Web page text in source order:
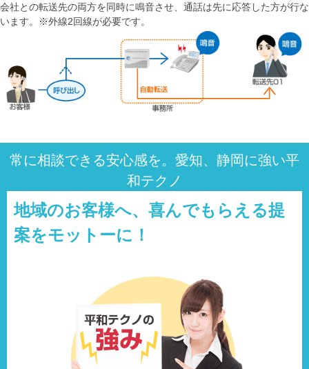
会社との転送先の両方を同時に鳴音させ、通話は先に応答した方が行な
います。※外線2回線が必要です。
常に相談できる安心感を。愛知、静岡に強い平
和テクノ
地域のお客様へ、喜んでもらえる提
案をモットーに！